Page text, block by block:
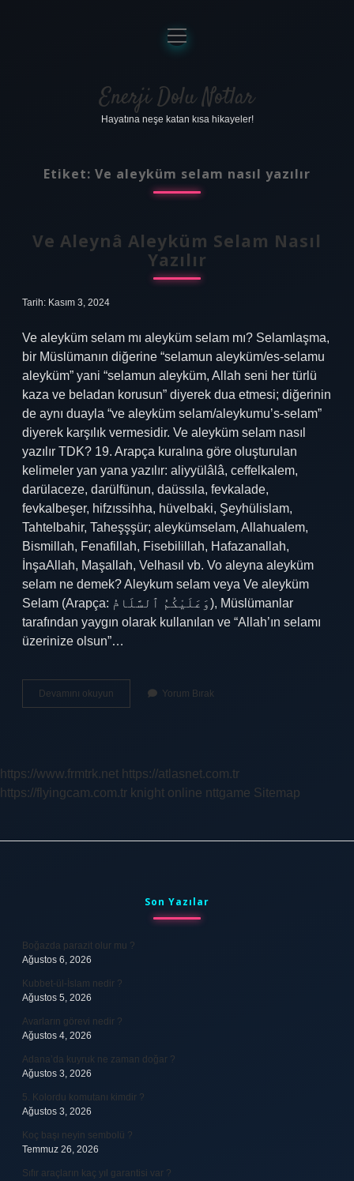
Anasayfa
Gizlilik Politikası
Yasal Uyarı
menüyü
aç
Enerji Dolu Notlar
Hayatına neşe katan kısa hikayeler!
Etiket: Ve aleyküm selam nasıl yazılır
Ve Aleynâ Aleyküm Selam Nasıl
Yazılır
Tarih: Kasım 3, 2024
Ve aleyküm selam mı aleyküm selam mı? Selamlaşma,
bir Müslümanın diğerine “selamun aleyküm/es-selamu
aleyküm” yani “selamun aleyküm, Allah seni her türlü
kaza ve beladan korusun” diyerek dua etmesi; diğerinin
de aynı duayla “ve aleyküm selam/aleykumu’s-selam”
diyerek karşılık vermesidir. Ve aleyküm selam nasıl
yazılır TDK? 19. Arapça kuralına göre oluşturulan
kelimeler yan yana yazılır: aliyyülâlâ, ceffelkalem,
darülaceze, darülfünun, daüssıla, fevkalade,
fevkalbeşer, hifzıssihha, hüvelbaki, Şeyhülislam,
Tahtelbahir, Taheşşşür; aleykümselam, Allahualem,
Bismillah, Fenafillah, Fisebilillah, Hafazanallah,
İnşaAllah, Maşallah, Velhasıl vb. Vo aleyna aleyküm
selam ne demek? Aleykum selam veya Ve aleyküm
Selam (Arapça: وَعَلَيْكُمُ ٱلسَّلَامُ), Müslümanlar
tarafından yaygın olarak kullanılan ve “Allah’ın selamı
üzerinize olsun”…
Devamını okuyun
Aleynâ
Yorum Bırak
https://www.frmtrk.net https://atlasnet.com.tr
https://flyingcam.com.tr knight online nttgame Sitemap
Son Yazılar
Boğazda parazit olur mu ?
Ağustos 6, 2026
Kubbet-ül-İslam nedir ?
Ağustos 5, 2026
Avarların görevi nedir ?
Ağustos 4, 2026
Adana’da kuyruk ne zaman doğar ?
Ağustos 3, 2026
5. Kolordu komutanı kimdir ?
Ağustos 3, 2026
Koç başı neyin sembolü ?
Temmuz 26, 2026
Sıfır araçların kaç yıl garantisi var ?